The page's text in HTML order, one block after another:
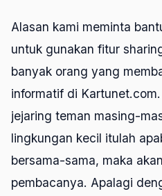
Alasan kami meminta
untuk gunakan fitur
banyak orang yang
informatif di
jejaring teman masing-
lingkungan kecil itulah
bersama-sama, maka
pembacanya. Apalagi